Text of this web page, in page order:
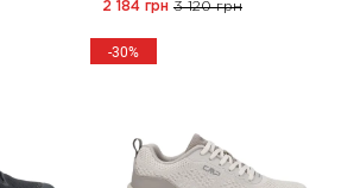
2 184 грн 3 120 грн
-30%